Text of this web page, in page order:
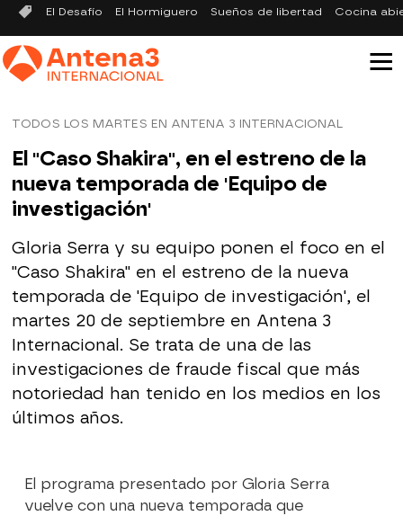
El Desafío El Hormiguero Sueños de libertad Cocina
TODOS LOS MARTES EN ANTENA 3 INTERNACIONAL
El "Caso Shakira", en el estreno de la
nueva temporada de 'Equipo de
investigación'
Gloria Serra y su equipo ponen el foco en el
"Caso Shakira" en el estreno de la nueva
temporada de 'Equipo de investigación', el
martes 20 de septiembre en Antena 3
Internacional. Se trata de una de las
investigaciones de fraude fiscal que más
notoriedad han tenido en los medios en los
últimos años.
El programa presentado por Gloria Serra
vuelve con una nueva temporada que